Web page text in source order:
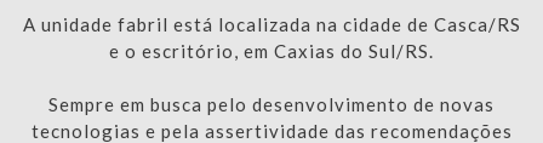
A unidade fabril está localizada na cidade de Casca/RS
e o escritório, em Caxias do Sul/RS.
Sempre em busca pelo desenvolvimento de novas
tecnologias e pela assertividade das recomendações